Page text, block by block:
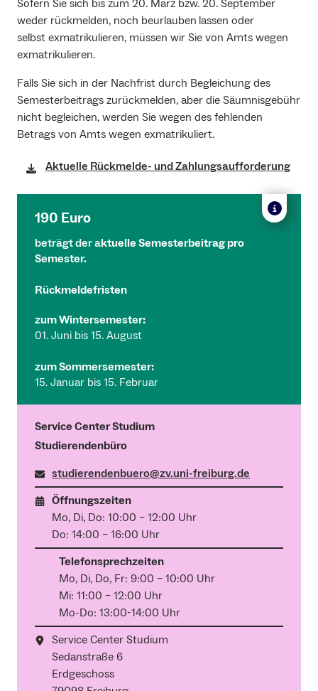
Sofern Sie sich bis zum 20. März bzw. 20. September
weder rückmelden, noch beurlauben lassen oder
selbst exmatrikulieren, müssen wir Sie von Amts wegen
exmatrikulieren.
Falls Sie sich in der Nachfrist durch Begleichung des
Semesterbeitrags zurückmelden, aber die Säumnisgebühr
nicht begleichen, werden Sie wegen des fehlenden
Betrags von Amts wegen exmatrikuliert.
Aktuelle Rückmelde- und Zahlungsaufforderung
190 Euro
beträgt der aktuelle Semesterbeitrag pro
Semester.
Rückmeldefristen
zum Wintersemester:
01. Juni bis 15. August
zum Sommersemester:
15. Januar bis 15. Februar
Service Center Studium
Studierendenbüro
studierendenbuero@zv.uni-freiburg.de
Öffnungszeiten
Mo, Di, Do: 10:00 – 12:00 Uhr
Do: 14:00 – 16:00 Uhr
Telefonsprechzeiten
Mo, Di, Do, Fr: 9:00 – 10:00 Uhr
Mi: 11:00 – 12:00 Uhr
Mo-Do: 13:00-14:00 Uhr
Service Center Studium
Sedanstraße 6
Erdgeschoss